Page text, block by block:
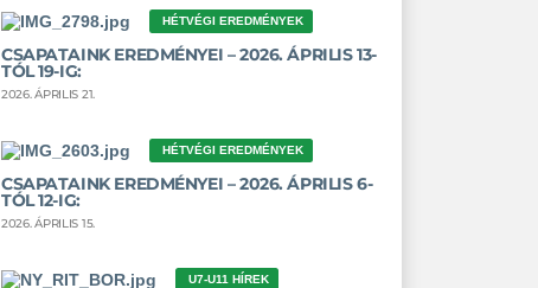
HÉTVÉGI EREDMÉNYEK
CSAPATAINK EREDMÉNYEI – 2026. ÁPRILIS 13-
TÓL 19-IG:
2026. ÁPRILIS 21.
HÉTVÉGI EREDMÉNYEK
CSAPATAINK EREDMÉNYEI – 2026. ÁPRILIS 6-
TÓL 12-IG:
2026. ÁPRILIS 15.
U7-U11 HÍREK